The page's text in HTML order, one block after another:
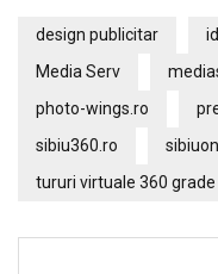
design publicitar
Media Serv
photo-wings.ro
sibiu360.ro
tururi virtuale 360 grade